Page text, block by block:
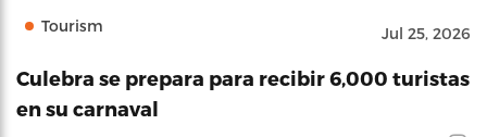
Tourism Jul 25, 2026
Culebra se prepara para recibir 6,000 turistas
en su carnaval